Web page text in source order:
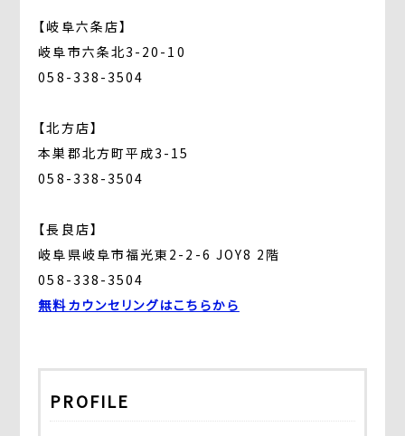
【岐阜六条店】
岐阜市六条北3-20-10
058-338-3504
【北方店】
本巣郡北方町平成3-15
058-338-3504
【長良店】
岐阜県岐阜市福光東2-2-6 JOY8 2階
058-338-3504
無料カウンセリングはこちらから
PROFILE